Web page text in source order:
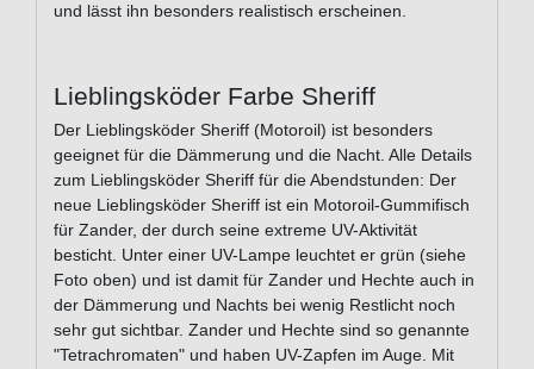
und lässt ihn besonders realistisch erscheinen.
Lieblingsköder Farbe Sheriff
Der Lieblingsköder Sheriff (Motoroil) ist besonders
geeignet für die Dämmerung und die Nacht. Alle Details
zum Lieblingsköder Sheriff für die Abendstunden: Der
neue Lieblingsköder Sheriff ist ein Motoroil-Gummifisch
für Zander, der durch seine extreme UV-Aktivität
besticht. Unter einer UV-Lampe leuchtet er grün (siehe
Foto oben) und ist damit für Zander und Hechte auch in
der Dämmerung und Nachts bei wenig Restlicht noch
sehr gut sichtbar. Zander und Hechte sind so genannte
"Tetrachromaten" und haben UV-Zapfen im Auge. Mit